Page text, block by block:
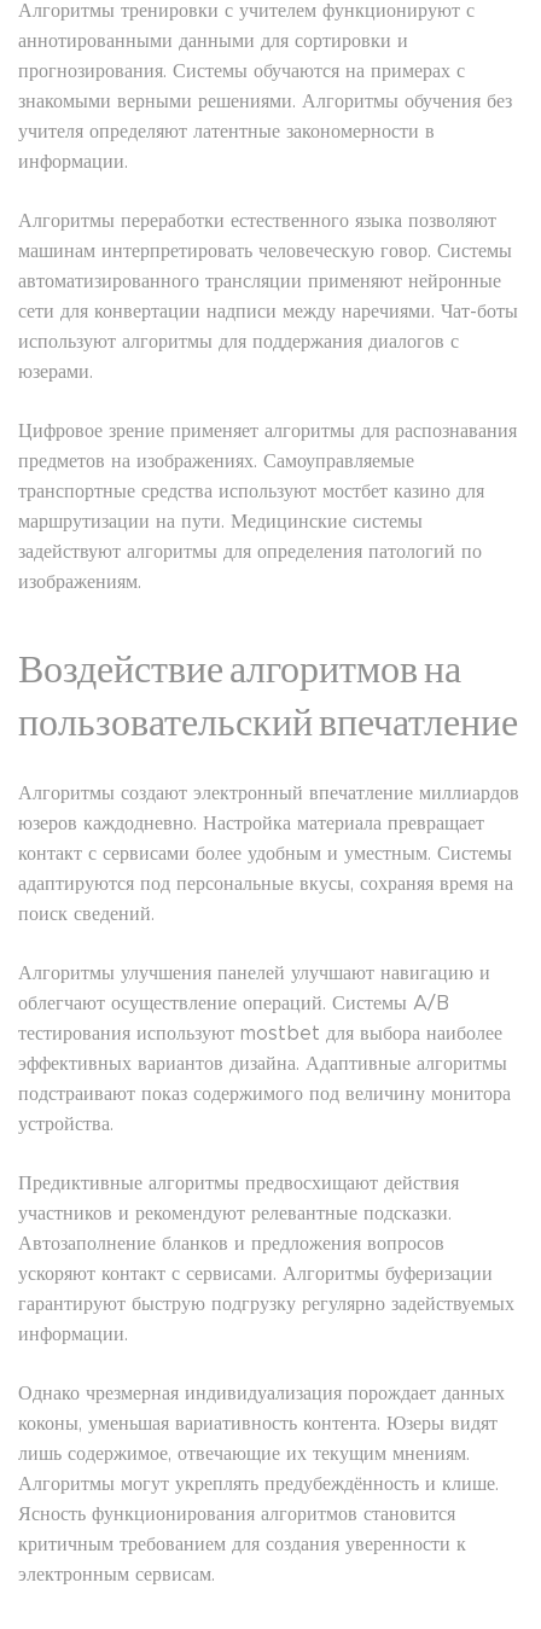
Алгоритмы тренировки с учителем функционируют с
аннотированными данными для сортировки и
прогнозирования. Системы обучаются на примерах с
знакомыми верными решениями. Алгоритмы обучения без
учителя определяют латентные закономерности в
информации.
Алгоритмы переработки естественного языка позволяют
машинам интерпретировать человеческую говор. Системы
автоматизированного трансляции применяют нейронные
сети для конвертации надписи между наречиями. Чат-боты
используют алгоритмы для поддержания диалогов с
юзерами.
Цифровое зрение применяет алгоритмы для распознавания
предметов на изображениях. Самоуправляемые
транспортные средства используют мостбет казино для
маршрутизации на пути. Медицинские системы
задействуют алгоритмы для определения патологий по
изображениям.
Воздействие алгоритмов на
пользовательский впечатление
Алгоритмы создают электронный впечатление миллиардов
юзеров каждодневно. Настройка материала превращает
контакт с сервисами более удобным и уместным. Системы
адаптируются под персональные вкусы, сохраняя время на
поиск сведений.
Алгоритмы улучшения панелей улучшают навигацию и
облегчают осуществление операций. Системы A/B
тестирования используют mostbet для выбора наиболее
эффективных вариантов дизайна. Адаптивные алгоритмы
подстраивают показ содержимого под величину монитора
устройства.
Предиктивные алгоритмы предвосхищают действия
участников и рекомендуют релевантные подсказки.
Автозаполнение бланков и предложения вопросов
ускоряют контакт с сервисами. Алгоритмы буферизации
гарантируют быструю подгрузку регулярно задействуемых
информации.
Однако чрезмерная индивидуализация порождает данных
коконы, уменьшая вариативность контента. Юзеры видят
лишь содержимое, отвечающие их текущим мнениям.
Алгоритмы могут укреплять предубеждённость и клише.
Ясность функционирования алгоритмов становится
критичным требованием для создания уверенности к
электронным сервисам.